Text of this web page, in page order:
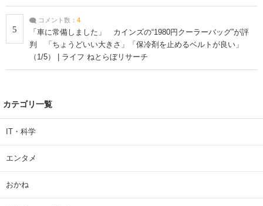
5
コメント数： 4
「車に常備しました」 カインズの“1980円クーラーバッグ”が評
判 「ちょうどいい大きさ」「保冷剤を止めるベルトが良い」
（1/5） | ライフ ねとらぼリサーチ
カテゴリ一覧
IT・科学
エンタメ
おかね